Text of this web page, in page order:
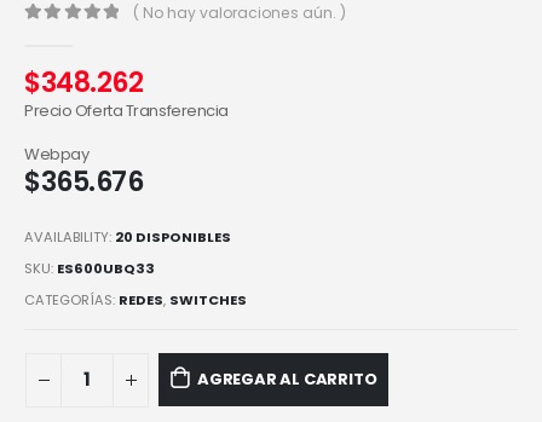
( No hay valoraciones aún. )
$348.262
Precio Oferta Transferencia
$365.676
Webpay
AVAILABILITY: 20 DISPONIBLES
SKU: ES600UBQ33
CATEGORÍAS: REDES, SWITCHES
AGREGAR AL CARRITO